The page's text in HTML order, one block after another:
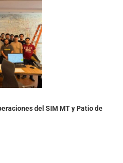
del SIM MT y Patio de